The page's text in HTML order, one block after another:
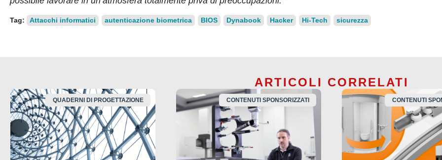
Tag: Attacchi informatici autenticazione biometrica BIOS Dynabook Hacker Hi-Tech sicurezza
ARTICOLI CORRELATI
QUADERNI DI PROGETTAZIONE CONTENUTI SPONSORIZZATI CONTENUTI